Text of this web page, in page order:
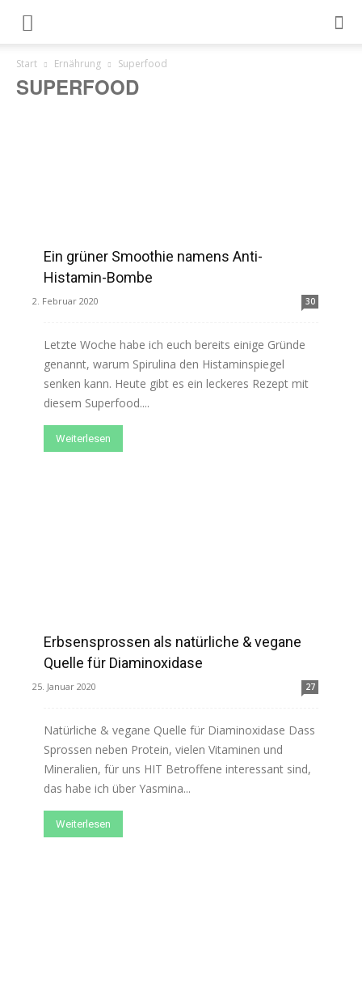
Start Ernährung Superfood
SUPERFOOD
Ein grüner Smoothie namens Anti-
Histamin-Bombe
2. Februar 2020 30
Letzte Woche habe ich euch bereits einige Gründe
genannt, warum Spirulina den Histaminspiegel
senken kann. Heute gibt es ein leckeres Rezept mit
diesem Superfood....
Weiterlesen
Erbsensprossen als natürliche & vegane
Quelle für Diaminoxidase
25. Januar 2020 27
Natürliche & vegane Quelle für Diaminoxidase Dass
Sprossen neben Protein, vielen Vitaminen und
Mineralien, für uns HIT Betroffene interessant sind,
das habe ich über Yasmina...
Weiterlesen